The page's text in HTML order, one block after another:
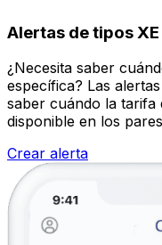
Alertas de tipos XE
¿Necesita saber
específica? Las
saber cuándo la tarifa
disponible en los
Crear alerta